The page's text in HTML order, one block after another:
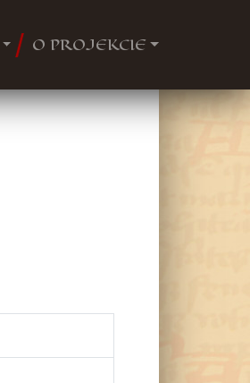
O PROJEKCIE